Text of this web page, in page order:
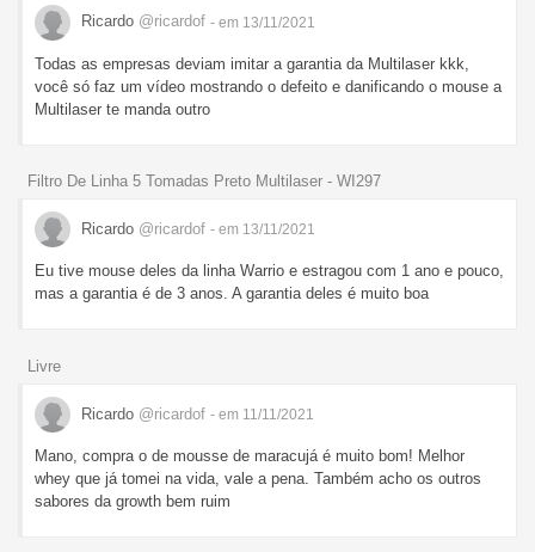
Ricardo @ricardof - em 13/11/2021
Todas as empresas deviam imitar a garantia da Multilaser kkk,
você só faz um vídeo mostrando o defeito e danificando o mouse a
Multilaser te manda outro
Filtro De Linha 5 Tomadas Preto Multilaser - WI297
Ricardo @ricardof - em 13/11/2021
Eu tive mouse deles da linha Warrio e estragou com 1 ano e pouco,
mas a garantia é de 3 anos. A garantia deles é muito boa
Livre
Ricardo @ricardof - em 11/11/2021
Mano, compra o de mousse de maracujá é muito bom! Melhor
whey que já tomei na vida, vale a pena. Também acho os outros
sabores da growth bem ruim